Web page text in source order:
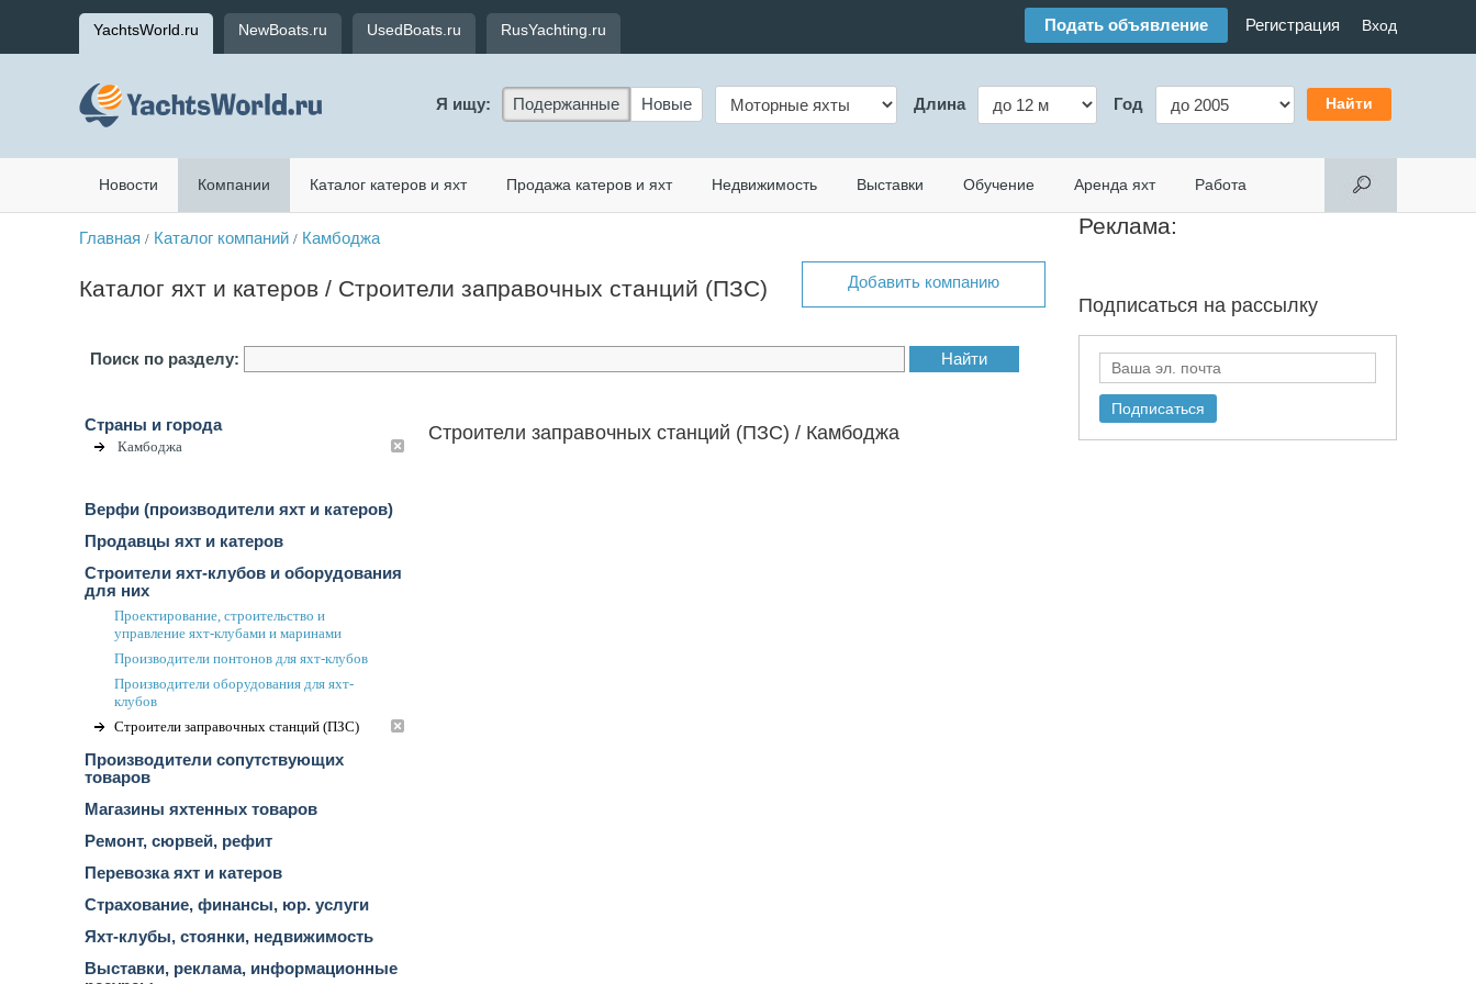
YachtsWorld.ru NewBoats.ru UsedBoats.ru RusYachting.ru Подать объявление Регистрация Вход
Я ищу: Подержанные Новые Длина Год
Новости Компании Каталог катеров и яхт Продажа катеров и яхт Недвижимость Выставки Обучение Аренда яхт Работа
Главная / Каталог компаний / Камбоджа
Каталог яхт и катеров / Строители заправочных станций (ПЗС) Добавить компанию
Поиск по разделу:
Страны и города
Камбоджа
Верфи (производители яхт и катеров)
Продавцы яхт и катеров
Строители яхт-клубов и оборудования
для них
Проектирование, строительство и
управление яхт-клубами и маринами
Производители понтонов для яхт-клубов
Производители оборудования для яхт-
клубов
Строители заправочных станций (ПЗС)
Производители сопутствующих
товаров
Магазины яхтенных товаров
Ремонт, сюрвей, рефит
Перевозка яхт и катеров
Страхование, финансы, юр. услуги
Яхт-клубы, стоянки, недвижимость
Выставки, реклама, информационные
Строители заправочных станций (ПЗС) / Камбоджа
Реклама:
Подписаться на рассылку